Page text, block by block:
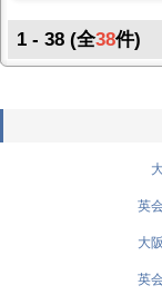
1 - 38 (全38件)
英
大
英